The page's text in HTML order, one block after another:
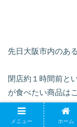
先日大阪市内のあ
閉店約１時間前と
が食べたい商品は
ナルグレーズでさ
「今度にしようか
メニュー ホーム